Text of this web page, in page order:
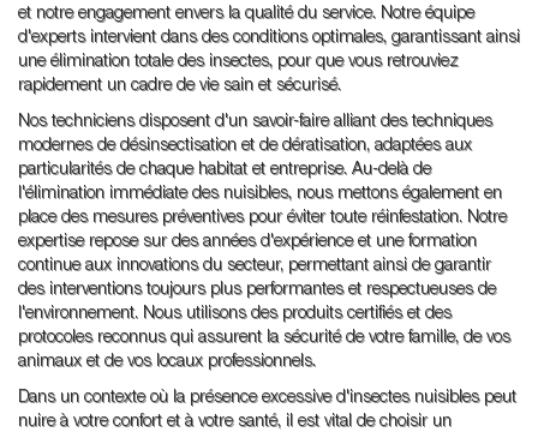
et notre engagement envers la qualité du service. Notre équipe
d'experts intervient dans des conditions optimales, garantissant ainsi
une élimination totale des insectes, pour que vous retrouviez
rapidement un cadre de vie sain et sécurisé.
Nos techniciens disposent d'un savoir-faire alliant des techniques
modernes de désinsectisation et de dératisation, adaptées aux
particularités de chaque habitat et entreprise. Au-delà de
l'élimination immédiate des nuisibles, nous mettons également en
place des mesures préventives pour éviter toute réinfestation. Notre
expertise repose sur des années d'expérience et une formation
continue aux innovations du secteur, permettant ainsi de garantir
des interventions toujours plus performantes et respectueuses de
l'environnement. Nous utilisons des produits certifiés et des
protocoles reconnus qui assurent la sécurité de votre famille, de vos
animaux et de vos locaux professionnels.
Dans un contexte où la présence excessive d'insectes nuisibles peut
nuire à votre confort et à votre santé, il est vital de choisir un